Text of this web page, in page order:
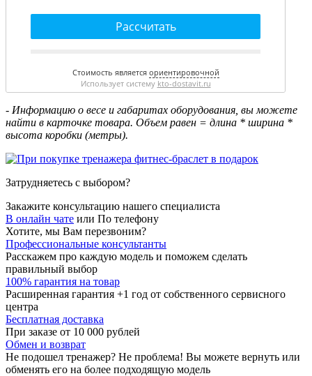
Рассчитать
Стоимость является ориентировочной
Использует систему kto-dostavit.ru
- Информацию о весе и габаритах оборудования, вы можете
найти в карточке товара. Объем равен = длина * ширина *
высота коробки (метры).
Затрудняетесь с выбором?
Закажите консультацию нашего специалиста
В онлайн чате или По телефону
Хотите, мы Вам перезвоним?
Профессиональные консультанты
Расскажем про каждую модель и поможем сделать
правильный выбор
100% гарантия на товар
Расширенная гарантия +1 год от собственного сервисного
центра
Бесплатная доставка
При заказе от 10 000 рублей
Обмен и возврат
Не подошел тренажер? Не проблема! Вы можете вернуть или
обменять его на более подходящую модель